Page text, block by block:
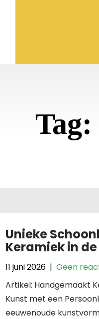
Tag:
Unieke
Keramiek in
11 juni 2026 |Geen
Artikel: Handgemaakt
Kunst met een
eeuwenoude